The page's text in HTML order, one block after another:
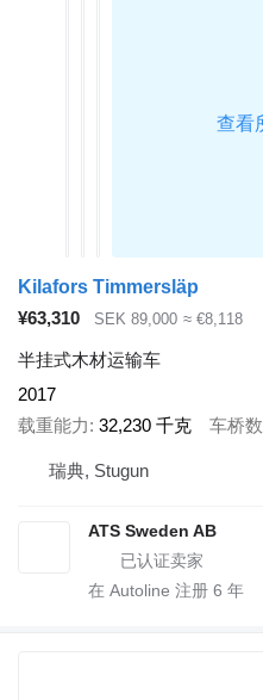
Kilafors Timmersläp
¥63,310
SEK 89,000 ≈ €8,118
半挂式木材运输车
2017
载重能力 32,230 千克 车桥数
瑞典, Stugun
ATS Sweden AB
在 Autoline 注册 6 年